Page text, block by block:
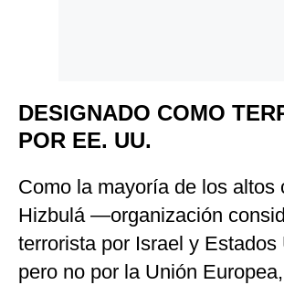
DESIGNADO COMO
POR EE. UU.
Como la mayoría de los altos
Hizbulá —organización
terrorista por Israel y Estados
pero no por la Unión